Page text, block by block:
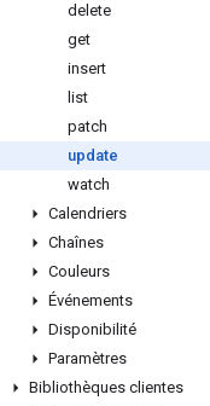
delete
get
insert
list
patch
update
watch
Calendriers
Chaînes
Couleurs
Événements
Disponibilité
Paramètres
Bibliothèques clientes